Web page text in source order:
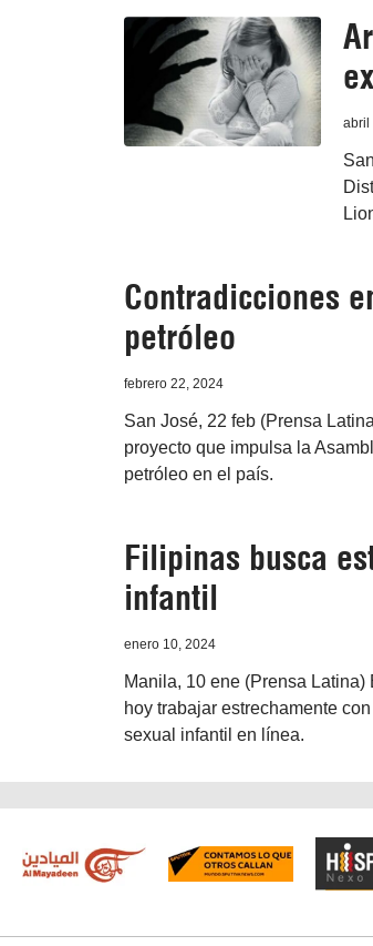
abril
Contradicciones
petróleo
febrero 22, 2024
San José, 22 feb (Prensa
proyecto que impulsa la
petróleo en el país.
Filipinas busca
infantil
enero 10, 2024
Manila, 10 ene (Prensa
hoy trabajar estrechamente
sexual infantil en línea.